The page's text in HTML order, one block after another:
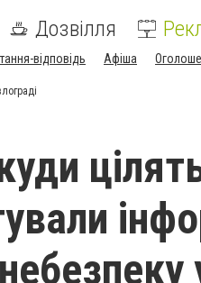
Дозвілля
відповідь Афіша